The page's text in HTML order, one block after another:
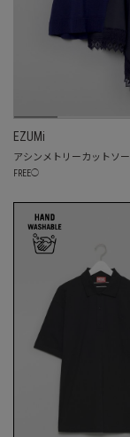
EZUMi
アシンメトリーカットソー
FREE◯